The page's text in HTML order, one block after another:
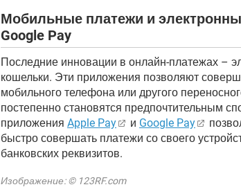
Мобильные платежи и
Google Pay
Последние инновации в онлайн-платежах –
кошельки. Эти приложения позволяют
мобильного телефона или другого
постепенно становятся предпочтительным
приложения Apple Pay и Google Pay
быстро совершать платежи со своего
банковских реквизитов.
Изображение: © 123RF.com